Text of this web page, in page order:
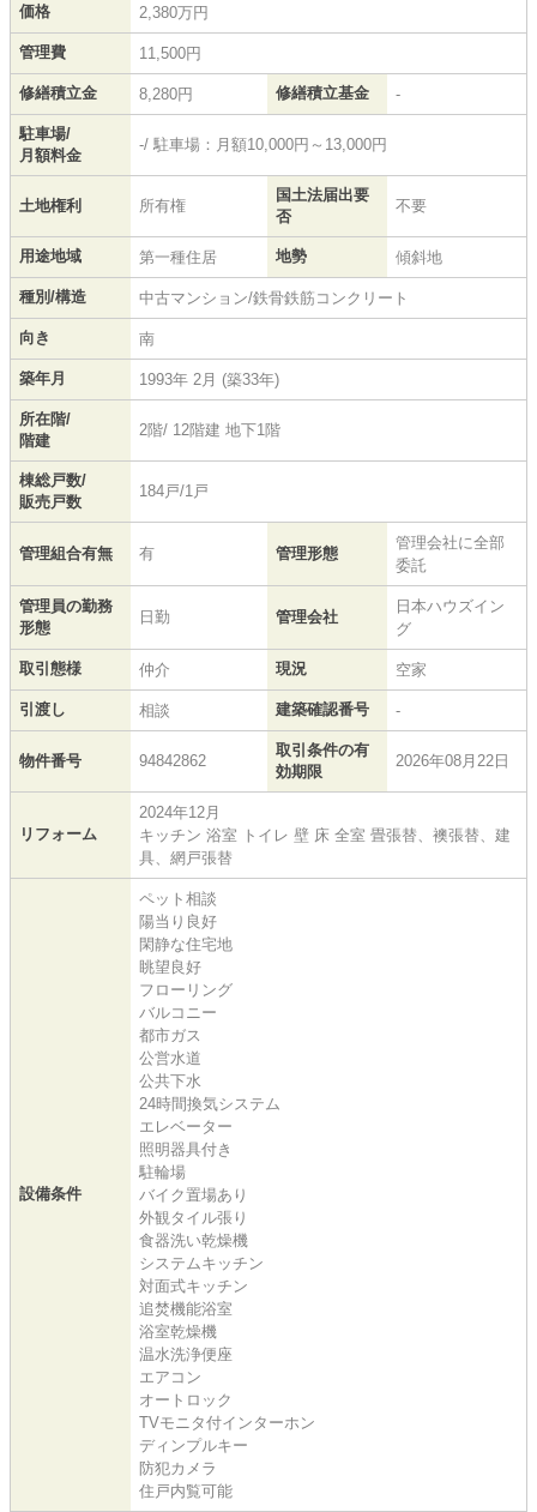
価格 2,380万円
管理費 11,500円
修繕積立金 8,280円 修繕積立基金 -
駐車場/
月額料金
-/ 駐車場：月額10,000円～13,000円
土地権利 所有権
国土法届出要
否
不要
用途地域 第一種住居 地勢 傾斜地
種別/構造 中古マンション/鉄骨鉄筋コンクリート
向き 南
築年月 1993年 2月 (築33年)
所在階/
階建
2階/ 12階建 地下1階
棟総戸数/
販売戸数
184戸/1戸
管理組合有無 有 管理形態
管理会社に全部
委託
管理員の勤務
形態
日勤 管理会社
日本ハウズイン
グ
取引態様 仲介 現況 空家
引渡し 相談 建築確認番号 -
物件番号 94842862
取引条件の有
効期限
2026年08月22日
リフォーム
2024年12月
キッチン 浴室 トイレ 壁 床 全室 畳張替、襖張替、建
具、網戸張替
設備条件
ペット相談
陽当り良好
閑静な住宅地
眺望良好
フローリング
バルコニー
都市ガス
公営水道
公共下水
24時間換気システム
エレベーター
照明器具付き
駐輪場
バイク置場あり
外観タイル張り
食器洗い乾燥機
システムキッチン
対面式キッチン
追焚機能浴室
浴室乾燥機
温水洗浄便座
エアコン
オートロック
TVモニタ付インターホン
ディンプルキー
防犯カメラ
住戸内覧可能